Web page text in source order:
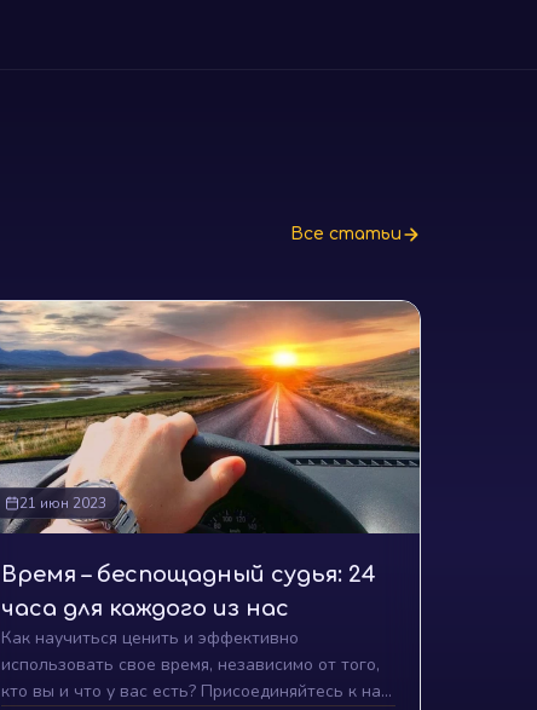
Все статьи
21 июн 2023
Время – беспощадный судья: 24
часа для каждого из нас
Как научиться ценить и эффективно
использовать свое время, независимо от того,
кто вы и что у вас есть? Присоединяйтесь к нам